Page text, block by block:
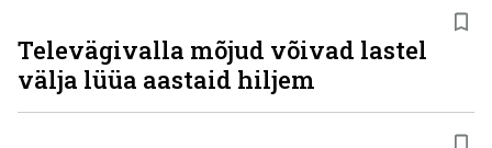
Televägivalla mõjud võivad lastel
välja lüüa aastaid hiljem